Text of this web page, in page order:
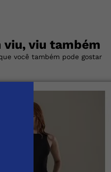
viu, viu também
você também pode gostar